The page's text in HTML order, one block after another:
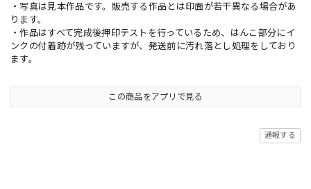
・写真は見本作品です。販売する作品とは印面が若干異なる場合があ
ります。
・作品はすべて完成後押印テストを行っているため、はんこ部分にイ
ンクの付着跡が残っていますが、発送前に汚れ落とし処理をしており
ます。
この商品をアプリで見る
通報する